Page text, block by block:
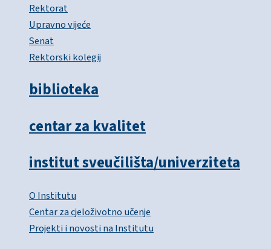
Rektorat
Upravno vijeće
Senat
Rektorski kolegij
biblioteka
centar za kvalitet
institut sveučilišta/univerziteta
O Institutu
Centar za cjeloživotno učenje
Projekti i novosti na Institutu